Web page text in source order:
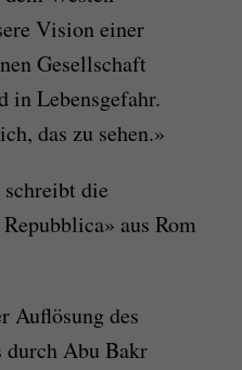
Vision einer
Gesellschaft
in Lebensgefahr.
das zu sehen.»
die
aus Rom
Auflösung des
durch Abu Bakr